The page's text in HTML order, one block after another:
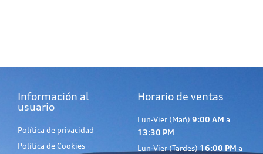
Información al
usuario
Política de privacidad
Política de Cookies
Horario de ventas
Lun-Vier (Mañ) 9:00 AM a
13:30 PM
Lun-Vier (Tardes) 16:00 PM a